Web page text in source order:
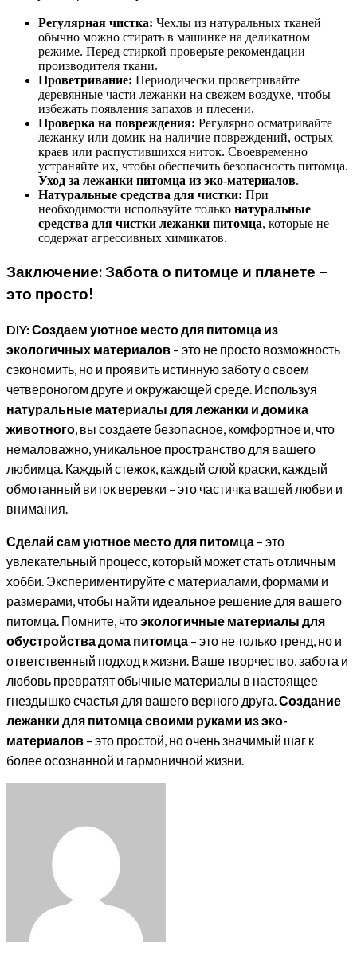
Регулярная чистка: Чехлы из натуральных тканей
обычно можно стирать в машинке на деликатном
режиме. Перед стиркой проверьте рекомендации
производителя ткани.
Проветривание: Периодически проветривайте
деревянные части лежанки на свежем воздухе, чтобы
избежать появления запахов и плесени.
Проверка на повреждения: Регулярно осматривайте
лежанку или домик на наличие повреждений, острых
краев или распустившихся ниток. Своевременно
устраняйте их, чтобы обеспечить безопасность питомца.
Уход за лежанки питомца из эко-материалов.
Натуральные средства для чистки: При
необходимости используйте только натуральные
средства для чистки лежанки питомца, которые не
содержат агрессивных химикатов.
Заключение: Забота о питомце и планете –
это просто!
DIY: Создаем уютное место для питомца из
экологичных материалов – это не просто возможность
сэкономить, но и проявить истинную заботу о своем
четвероногом друге и окружающей среде. Используя
натуральные материалы для лежанки и домика
животного, вы создаете безопасное, комфортное и, что
немаловажно, уникальное пространство для вашего
любимца. Каждый стежок, каждый слой краски, каждый
обмотанный виток веревки – это частичка вашей любви и
внимания.
Сделай сам уютное место для питомца – это
увлекательный процесс, который может стать отличным
хобби. Экспериментируйте с материалами, формами и
размерами, чтобы найти идеальное решение для вашего
питомца. Помните, чтоэкологичные материалы для
обустройства дома питомца – это не только тренд, но и
ответственный подход к жизни. Ваше творчество, забота и
любовь превратят обычные материалы в настоящее
гнездышко счастья для вашего верного друга.Создание
лежанки для питомца своими руками из эко-
материалов – это простой, но очень значимый шаг к
более осознанной и гармоничной жизни.